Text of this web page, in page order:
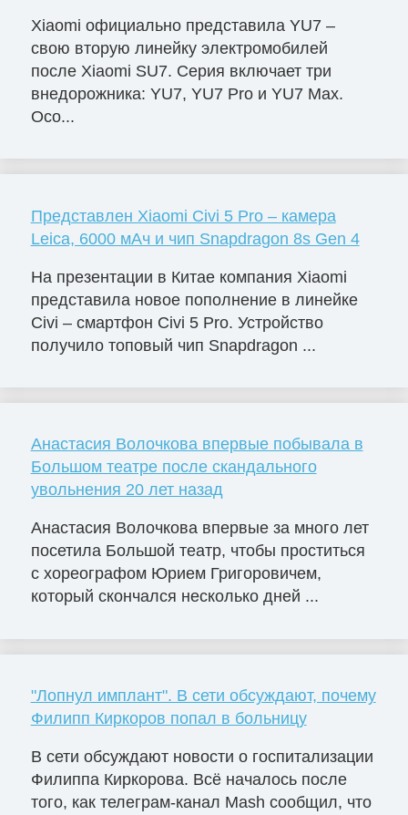
Xiaomi официально представила YU7 –
свою вторую линейку электромобилей
после Xiaomi SU7. Серия включает три
внедорожника: YU7, YU7 Pro и YU7 Max.
Осо...
Представлен Xiaomi Civi 5 Pro – камера
Leica, 6000 мАч и чип Snapdragon 8s Gen 4
На презентации в Китае компания Xiaomi
представила новое пополнение в линейке
Civi – смартфон Civi 5 Pro. Устройство
получило топовый чип Snapdragon ...
Анастасия Волочкова впервые побывала в
Большом театре после скандального
увольнения 20 лет назад
Анастасия Волочкова впервые за много лет
посетила Большой театр, чтобы проститься
с хореографом Юрием Григоровичем,
который скончался несколько дней ...
"Лопнул имплант". В сети обсуждают, почему
Филипп Киркоров попал в больницу
В сети обсуждают новости о госпитализации
Филиппа Киркорова. Всё началось после
того, как телеграм-канал Mash сообщил, что